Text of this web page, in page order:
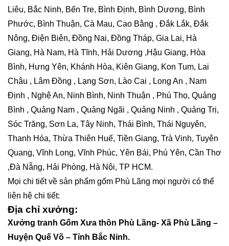
Liêu, Bắc Ninh, Bến Tre, Bình Định, Bình Dương, Bình
Phước, Bình Thuận, Cà Mau, Cao Bằng , Đắk Lắk, Đắk
Nông, Điện Biên, Đồng Nai, Đồng Tháp, Gia Lai, Hà
Giang, Hà Nam, Hà Tĩnh, Hải Dương ,Hậu Giang, Hòa
Bình, Hưng Yên, Khánh Hòa, Kiên Giang, Kon Tum, Lai
Châu , Lâm Đồng , Lạng Sơn, Lào Cai , Long An , Nam
Định , Nghệ An, Ninh Bình, Ninh Thuận , Phú Thọ, Quảng
Bình , Quảng Nam , Quảng Ngãi , Quảng Ninh , Quảng Trị,
Sóc Trăng, Sơn La, Tây Ninh, Thái Bình, Thái Nguyên,
Thanh Hóa, Thừa Thiên Huế, Tiền Giang, Trà Vinh, Tuyên
Quang, Vĩnh Long, Vĩnh Phúc, Yên Bái, Phú Yên, Cần Thơ
,Đà Nẵng, Hải Phòng, Hà Nội, TP HCM.
Mọi chi tiết về sản phẩm gốm Phù Lãng mọi người có thể
liên hệ chi tiết:
Địa chỉ xưởng:
Xưởng tranh Gốm Xưa thôn Phù Lãng- Xã Phù Lãng –
Huyện Quế Võ – Tỉnh Bắc Ninh.